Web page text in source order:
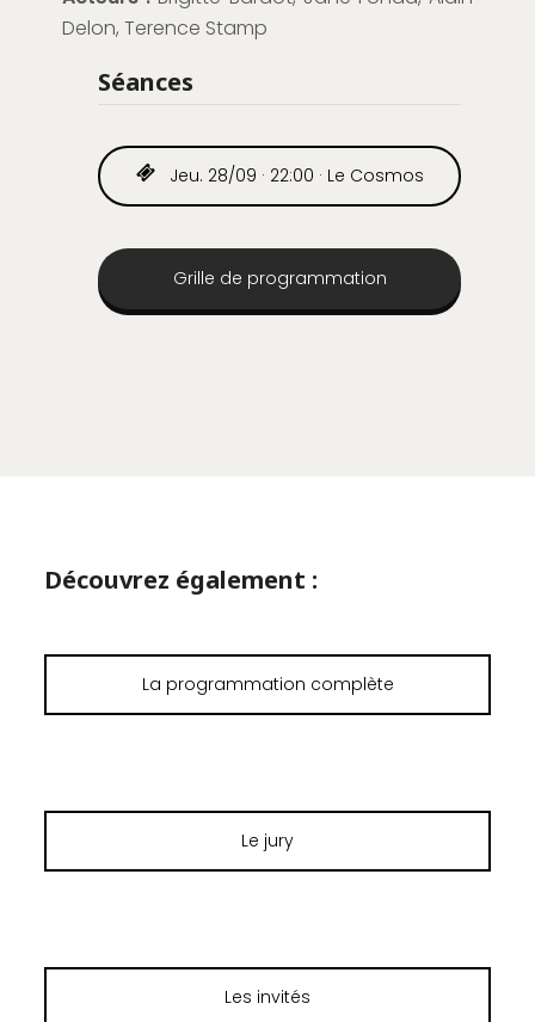
Delon, Terence Stamp
Séances
Jeu. 28/09 · 22:00 · Le Cosmos
Grille de programmation
Découvrez également :
La programmation complète
Le jury
Les invités